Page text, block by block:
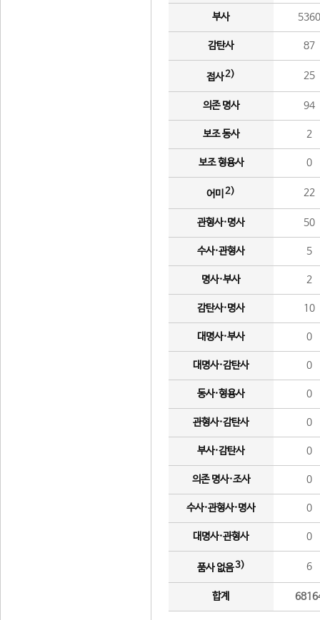
부사 5360
감탄사 87
접사2) 25
의존 명사 94
보조 동사 2
보조 형용사 0
어미 2) 22
관형사·명사 50
수사·관형사 5
명사·부사 2
감탄사·명사 10
대명사·부사 0
대명사·감탄사 0
동사·형용사 0
관형사·감탄사 0
부사·감탄사 0
의존 명사·조사 0
수사·관형사·명사 0
대명사·관형사 0
품사 없음3) 6
합계